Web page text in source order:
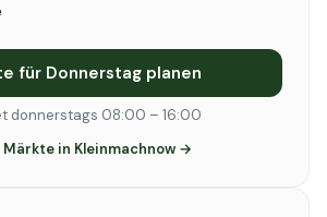
für Donnerstag planen
donnerstags 08:00 – 16:00
Märkte in Kleinmachnow →